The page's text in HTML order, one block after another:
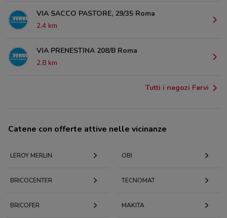
VIA SACCO PASTORE, 29/35 Roma
2.4 km
VIA PRENESTINA 208/B Roma
2.8 km
Tutti i negozi Fervi
Catene con offerte attive nelle vicinanze
LEROY MERLIN OBI
BRICOCENTER TECNOMAT
BRICOFER MAKITA